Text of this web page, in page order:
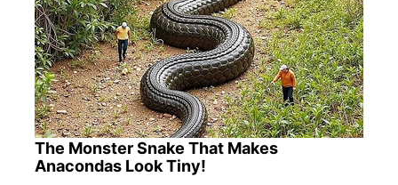
The Monster Snake That Makes
Anacondas Look Tiny!